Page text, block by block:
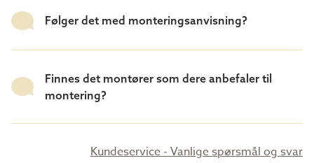
Følger det med monteringsanvisning?
Finnes det montører som dere anbefaler til
montering?
Kundeservice - Vanlige spørsmål og svar